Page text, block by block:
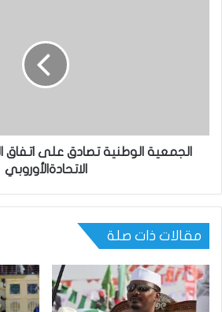
الجمعية الوطنية تصادق على اتفاق
الاتحادةالأوروبي
مقالات ذات صلة